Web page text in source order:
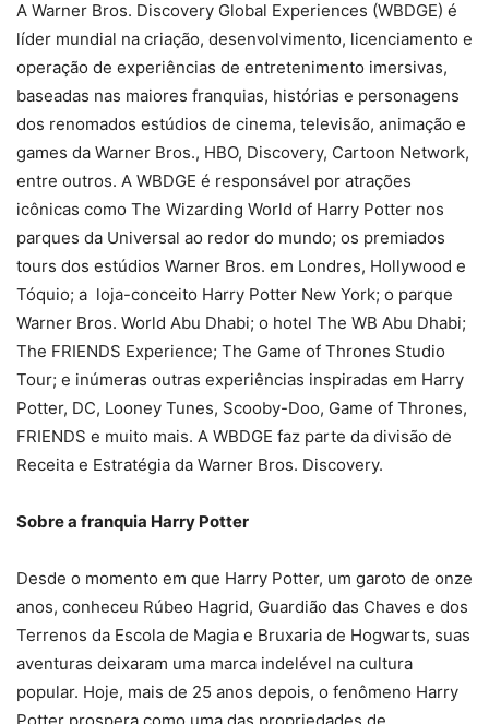
A Warner Bros. Discovery Global Experiences (WBDGE) é
líder mundial na criação, desenvolvimento, licenciamento e
operação de experiências de entretenimento imersivas,
baseadas nas maiores franquias, histórias e personagens
dos renomados estúdios de cinema, televisão, animação e
games da Warner Bros., HBO, Discovery, Cartoon Network,
entre outros. A WBDGE é responsável por atrações
icônicas como The Wizarding World of Harry Potter nos
parques da Universal ao redor do mundo; os premiados
tours dos estúdios Warner Bros. em Londres, Hollywood e
Tóquio; a loja-conceito Harry Potter New York; o parque
Warner Bros. World Abu Dhabi; o hotel The WB Abu Dhabi;
The FRIENDS Experience; The Game of Thrones Studio
Tour; e inúmeras outras experiências inspiradas em Harry
Potter, DC, Looney Tunes, Scooby-Doo, Game of Thrones,
FRIENDS e muito mais. A WBDGE faz parte da divisão de
Receita e Estratégia da Warner Bros. Discovery.
Sobre a franquia Harry Potter
Desde o momento em que Harry Potter, um garoto de onze
anos, conheceu Rúbeo Hagrid, Guardião das Chaves e dos
Terrenos da Escola de Magia e Bruxaria de Hogwarts, suas
aventuras deixaram uma marca indelével na cultura
popular. Hoje, mais de 25 anos depois, o fenômeno Harry
Potter prospera como uma das propriedades de